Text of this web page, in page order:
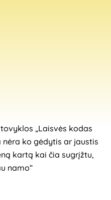
„Laisvės kodas
nėra ko gėdytis ar jaustis
kartą kai čia sugrįžtu,
namo“